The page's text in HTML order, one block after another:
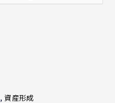
,資産形成